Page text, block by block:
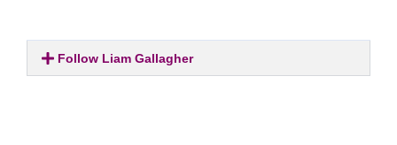
Follow Liam Gallagher